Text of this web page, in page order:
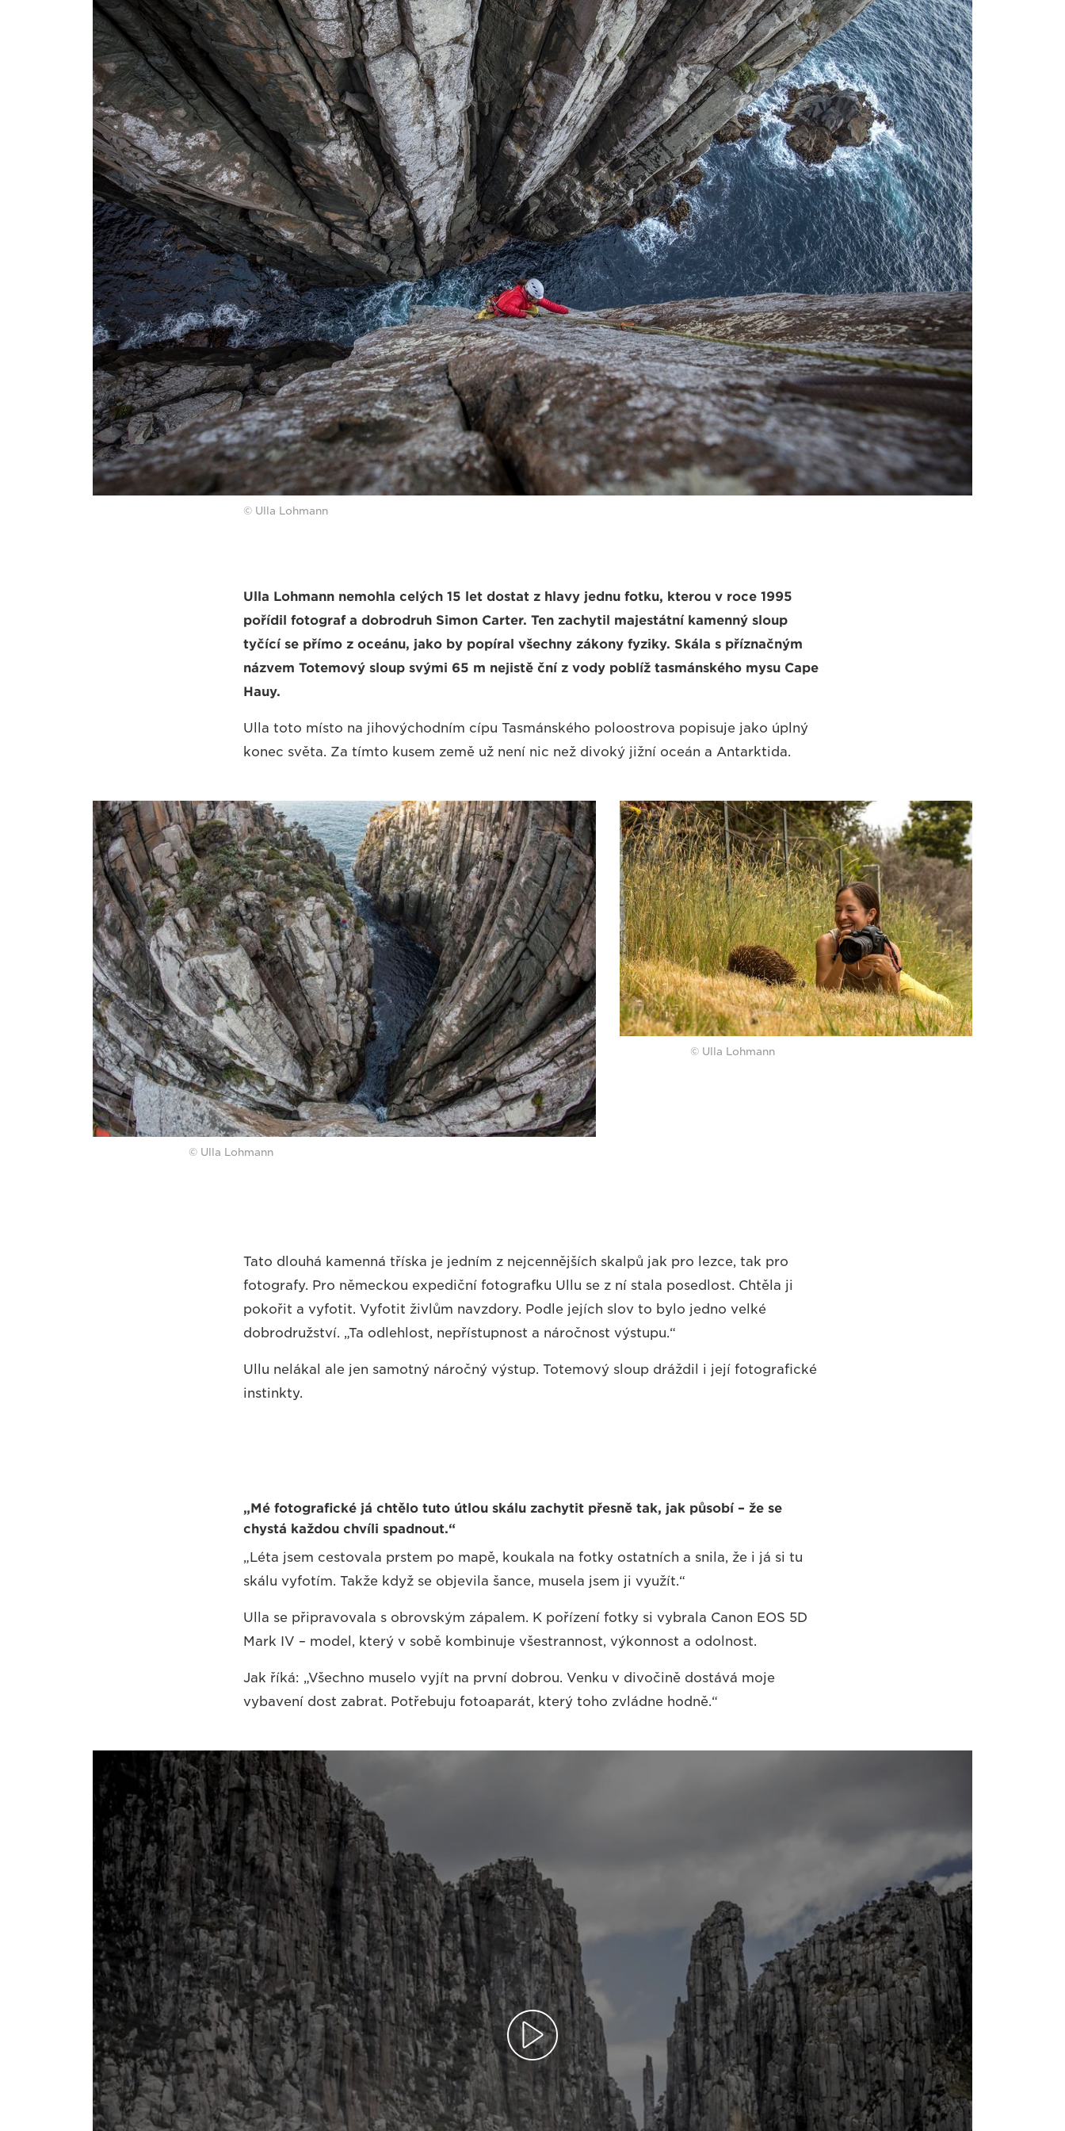
© Ulla Lohmann
Ulla Lohmann nemohla celých 15 let dostat z hlavy jednu fotku, kterou v roce 1995
pořídil fotograf a dobrodruh Simon Carter. Ten zachytil majestátní kamenný sloup
tyčící se přímo z oceánu, jako by popíral všechny zákony fyziky. Skála s příznačným
názvem Totemový sloup svými 65 m nejistě ční z vody poblíž tasmánského mysu Cape
Hauy.
Ulla toto místo na jihovýchodním cípu Tasmánského poloostrova popisuje jako úplný
konec světa. Za tímto kusem země už není nic než divoký jižní oceán a Antarktida.
© Ulla Lohmann
© Ulla Lohmann
Tato dlouhá kamenná tříska je jedním z nejcennějších skalpů jak pro lezce, tak pro
fotografy. Pro německou expediční fotografku Ullu se z ní stala posedlost. Chtěla ji
pokořit a vyfotit. Vyfotit živlům navzdory. Podle jejích slov to bylo jedno velké
dobrodružství. „Ta odlehlost, nepřístupnost a náročnost výstupu.“
Ullu nelákal ale jen samotný náročný výstup. Totemový sloup dráždil i její fotografické
instinkty.
„Mé fotografické já chtělo tuto útlou skálu zachytit přesně tak, jak působí – že se
chystá každou chvíli spadnout.“
„Léta jsem cestovala prstem po mapě, koukala na fotky ostatních a snila, že i já si tu
skálu vyfotím. Takže když se objevila šance, musela jsem ji využít.“
Ulla se připravovala s obrovským zápalem. K pořízení fotky si vybrala Canon EOS 5D
Mark IV – model, který v sobě kombinuje všestrannost, výkonnost a odolnost.
Jak říká: „Všechno muselo vyjít na první dobrou. Venku v divočině dostává moje
vybavení dost zabrat. Potřebuju fotoaparát, který toho zvládne hodně.“